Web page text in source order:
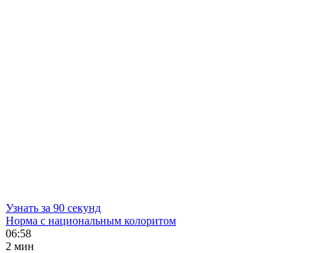
Узнать за 90 секунд
Норма с национальным колоритом
06:58
2 мин